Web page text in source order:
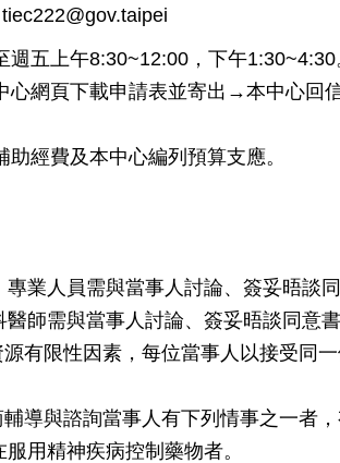
週五上午8:30~12:00，下午1:30~4:30
心網頁下載申請表並寄出→本中心
助經費及本中心編列預算支應。
業人員需與當事人討論、簽妥晤談
師需與當事人討論、簽妥晤談同意
有限性因素，每位當事人以接受同
導與諮詢當事人有下列情事之一者
用精神疾病控制藥物者。